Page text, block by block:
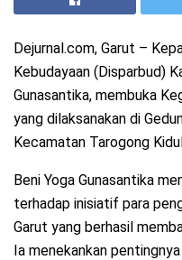
Dejurnal.com, Garut –
Kebudayaan (Disparbud)
Gunasantika, membuka
yang dilaksanakan di
Kecamatan Tarogong
Beni Yoga Gunasantika
terhadap inisiatif para
Garut yang berhasil
Ia menekankan